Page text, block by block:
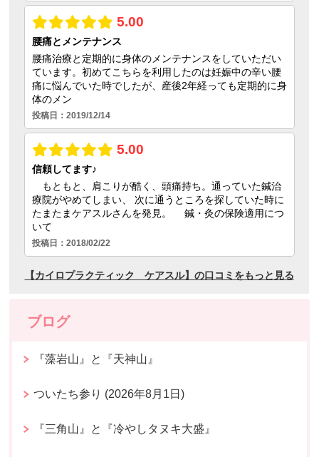
ブログ
『藻岩山』と『天神山』
ついたち参り (2026年8月1日)
『三角山』と『冷やしタヌキ大盛』